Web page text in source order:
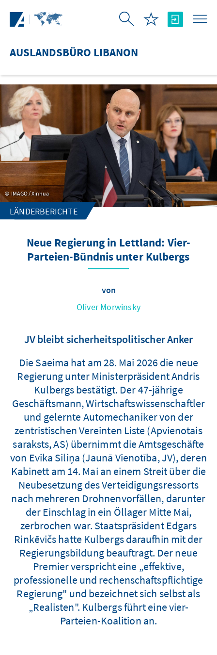
AUSLANDSBÜRO LIBANON
IMAGO / Xinhua
LÄNDERBERICHTE
Neue Regierung in Lettland: Vier-
Parteien-Bündnis unter Kulbergs
von
Oliver Morwinsky
JV bleibt sicherheitspolitischer Anker
Die Saeima hat am 28. Mai 2026 die neue
Regierung unter Ministerpräsident Andris
Kulbergs bestätigt. Der 47-jährige
Geschäftsmann, Wirtschaftswissenschaftler
und gelernte Automechaniker von der
zentristischen Vereinten Liste (Apvienotais
saraksts, AS) übernimmt die Amtsgeschäfte
von Evika Siliņa (Jaunā Vienotība, JV), deren
Kabinett am 14. Mai an einem Streit über die
Neubesetzung des Verteidigungsressorts
nach mehreren Drohnenvorfällen, darunter
der Einschlag in ein Öllager Mitte Mai,
zerbrochen war. Staatspräsident Edgars
Rinkēvičs hatte Kulbergs daraufhin mit der
Regierungsbildung beauftragt. Der neue
Premier verspricht eine „effektive,
professionelle und rechenschaftspflichtige
Regierung" und bezeichnet sich selbst als
„Realisten". Kulbergs führt eine vier-
Parteien-Koalition an.